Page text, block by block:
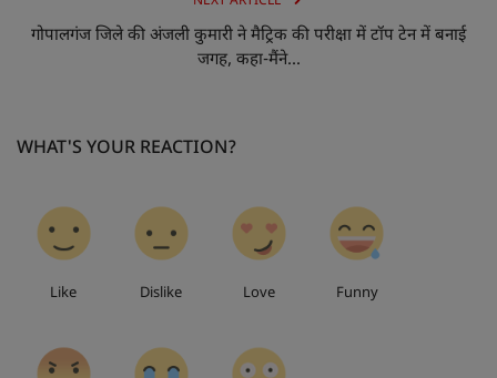
गोपालगंज जिले की अंजली कुमारी ने मैट्रिक की परीक्षा में टॉप टेन में बनाई
जगह, कहा-मैंने...
WHAT'S YOUR REACTION?
Like Dislike Love Funny